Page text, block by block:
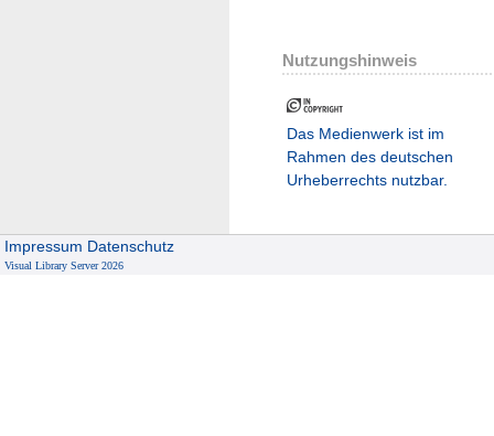
Nutzungshinweis
Das Medienwerk ist im
Rahmen des deutschen
Urheberrechts nutzbar.
Impressum Datenschutz
Visual Library Server 2026